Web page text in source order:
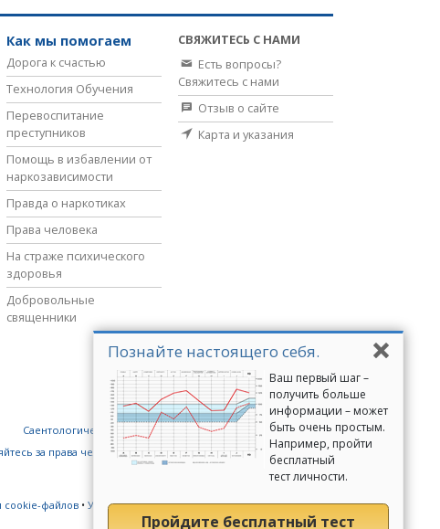
Познайте настоящего себя.
Ваш первый шаг –
получить больше
информации – может
быть очень простым.
Например, пройти
бесплатный
тест личности.
Пройдите бесплатный тест
Как мы помогаем
Дорога к счастью
Технология Обучения
Перевоспитание
преступников
Помощь в избавлении от
наркозависимости
Правда о наркотиках
Права человека
На страже психического
здоровья
Добровольные
священники
СВЯЖИТЕСЬ С НАМИ
Есть вопросы?
Свяжитесь с нами
Отзыв о сайте
Карта и указания
Саентологические добровольные священники
за права человека
Молодёжь за права человека
cookie-файлов •Условия пользования сайтом•Правовые